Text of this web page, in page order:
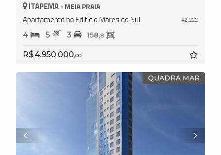
#2.222
ITAPEMA - MEIA PRAIA
Apartamento no Edifício Mares do Sul
4 5 3 158,8
R$ 4.950.000,00
QUADRA MAR